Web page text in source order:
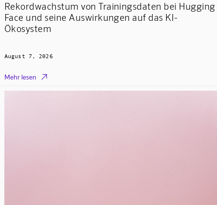
Rekordwachstum von Trainingsdaten bei Hugging
Face und seine Auswirkungen auf das KI-
Ökosystem
August 7, 2026
Mehr lesen 